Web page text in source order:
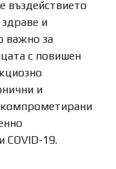
въздействието
и
важно за
с повишен
и
COVID-19.